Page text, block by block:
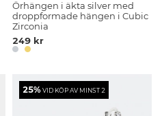
Örhängen i äkta silver med
droppformade hängen i Cubic
Zirconia
249 kr
25%VID KÖP AV MINST 2